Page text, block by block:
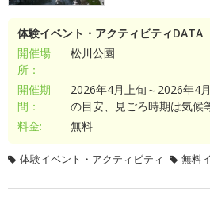
体験イベント・アクティビティDATA
開催場
所：
松川公園
開催期
間：
2026年4月上旬～2026年4
の目安、見ごろ時期は気候
料金:
無料
体験イベント・アクティビティ 無料